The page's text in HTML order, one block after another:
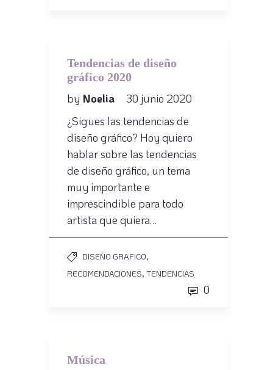
Tendencias de diseño
gráfico 2020
by Noelia
30 junio 2020
¿Sigues las tendencias de
diseño gráfico? Hoy quiero
hablar sobre las tendencias
de diseño gráfico, un tema
muy importante e
imprescindible para todo
artista que quiera…
DISEÑO GRAFICO,
RECOMENDACIONES, TENDENCIAS
0
Música